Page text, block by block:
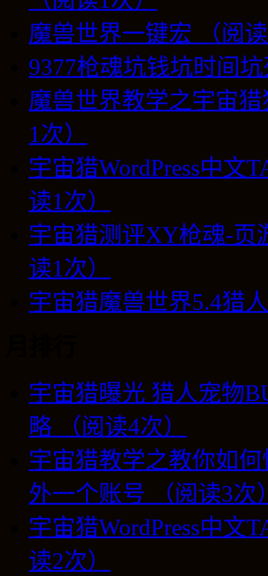
魔兽世界一键宏 （阅
9377枪魂坑钱坑时间
魔兽世界教学之宇宙
1次）
宇宙猎WordPress中文
读1次）
宇宙猎测评XY枪魂-页
读1次）
宇宙猎魔兽世界5.4猎
宇宙猎曝光 猎人宠物
略 （阅读4次）
宇宙猎教学之教你如
外一个账号 （阅读3次
宇宙猎WordPress中文
读2次）